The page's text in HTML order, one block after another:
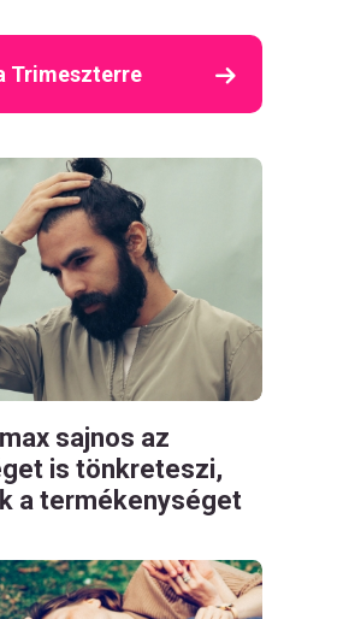
Trimeszterre
sajnos az
is tönkreteszi,
a termékenységet